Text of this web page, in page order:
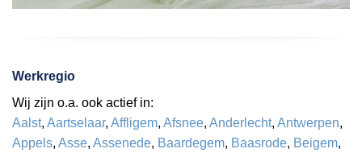
Werkregio
Wij zijn o.a. ook actief in:
Aalst, Aartselaar, Affligem, Afsnee, Anderlecht, Antwerpen,
Appels, Asse, Assenede, Baardegem, Baasrode, Beigem,